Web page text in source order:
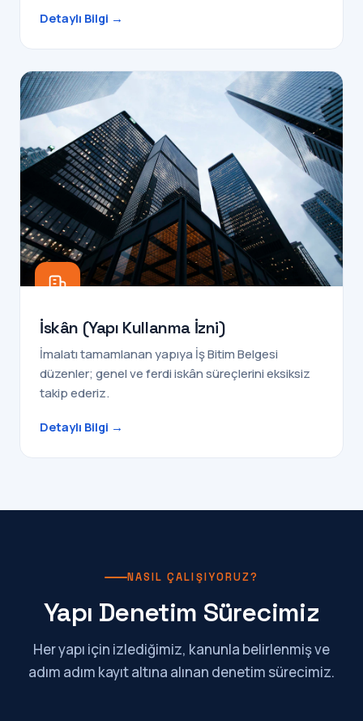
Detaylı Bilgi →
İskân (Yapı Kullanma İzni)
İmalatı tamamlanan yapıya İş Bitim Belgesi
düzenler; genel ve ferdi iskân süreçlerini eksiksiz
takip ederiz.
Detaylı Bilgi →
NASIL ÇALIŞIYORUZ?
Yapı Denetim Sürecimiz
Her yapı için izlediğimiz, kanunla belirlenmiş ve
adım adım kayıt altına alınan denetim sürecimiz.